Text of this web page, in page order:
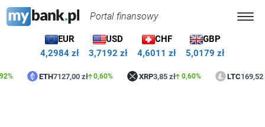
Portal finansowy
EUR
4,2984 zł
USD
3,7192 zł
CHF
4,6011 zł
GBP
5,0179 zł
ETH 7127,00 zł 0,60% XRP 3,85 zł 0,60% LTC 169,52 zł